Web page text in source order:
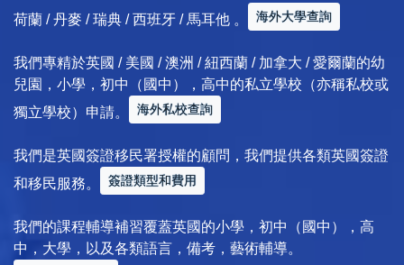
荷蘭 / 丹麥 / 瑞典 / 西班牙 / 馬耳他 。
海外大學查詢
我們專精於英國 / 美國 / 澳洲 / 紐西蘭 / 加拿大 / 愛爾蘭的幼
兒園，小學，初中（國中），高中的私立學校（亦稱私校或
獨立學校）申請。
海外私校查詢
我們是英國簽證移民署授權的顧問，我們提供各類英國簽證
和移民服務。
簽證類型和費用
我們的課程輔導補習覆蓋英國的小學，初中（國中），高
中，大學，以及各類語言，備考，藝術輔導。